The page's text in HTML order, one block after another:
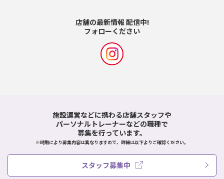
店舗の最新情報 配信中!
フォローください
施設運営などに携わる店舗スタッフや
パーソナルトレーナーなどの職種で
募集を行っています。
※時期により募集内容は異なりますので、詳細は以下よりご確認ください。
スタッフ募集中